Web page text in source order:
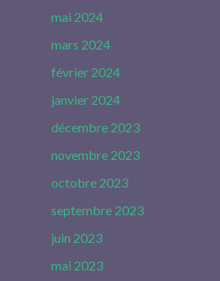
mai 2024
mars 2024
février 2024
janvier 2024
décembre 2023
novembre 2023
octobre 2023
septembre 2023
juin 2023
mai 2023